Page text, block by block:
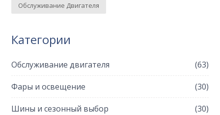
Обслуживание Двигателя
Категории
Обслуживание двигателя (63)
Фары и освещение (30)
Шины и сезонный выбор (30)